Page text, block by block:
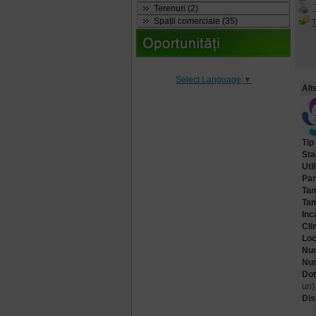
Terenuri (2)
Spații comerciale (35)
Select Language ▼
Tip
uri)